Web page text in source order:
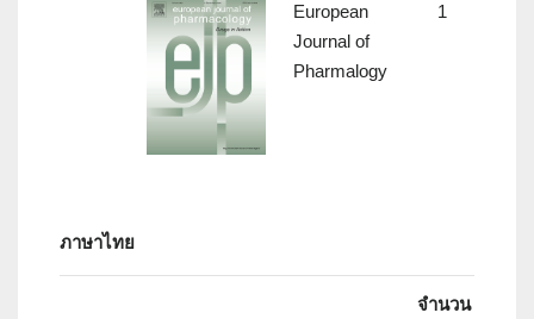
European
Journal of
Pharmalogy
1
ภาษาไทย
จำนวน